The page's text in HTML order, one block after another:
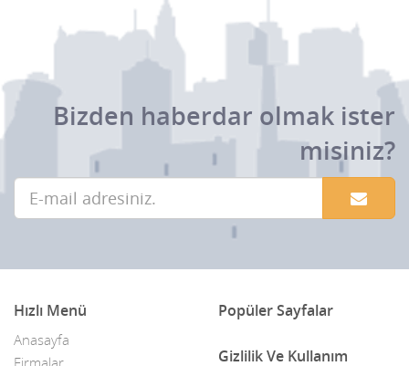
Bizden haberdar olmak ister
misiniz?
Hızlı Menü
Anasayfa
Popüler Sayfalar
Gizlilik Ve Kullanım